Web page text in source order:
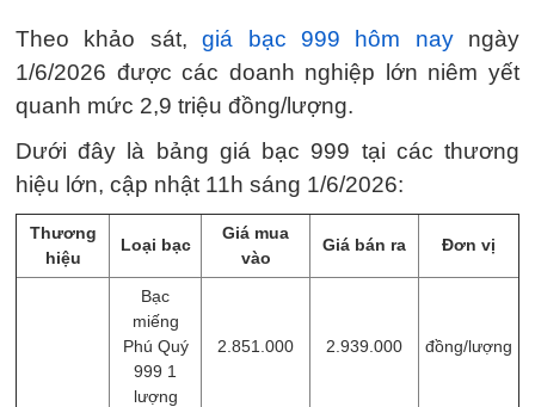
Theo khảo sát,giá bạc 999 hôm nayngày
1/6/2026 được các doanh nghiệp lớn niêm yết
quanh mức 2,9 triệu đồng/lượng.
Dưới đây là bảng giá bạc 999 tại các thương
hiệu lớn, cập nhật 11h sáng 1/6/2026:
Thương
hiệu
Loại bạc
Giá mua
vào
Giá bán ra Đơn vị
Bạc
miếng
Phú Quý
999 1
lượng
2.851.000 2.939.000 đồng/lượng